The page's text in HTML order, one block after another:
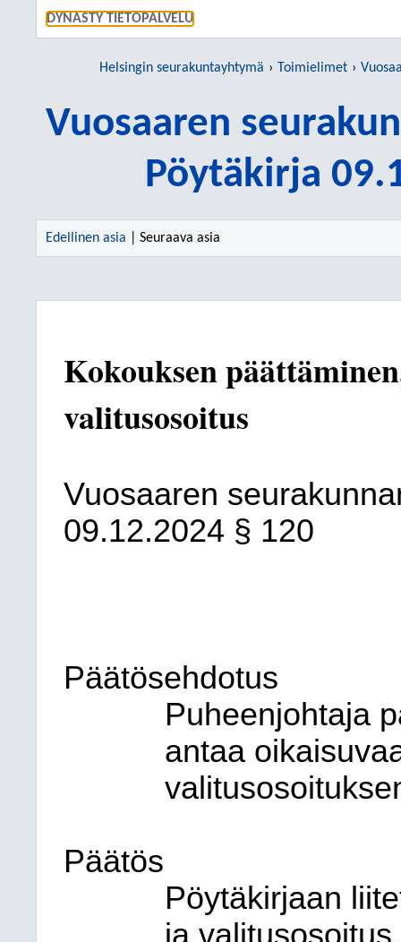
DYNASTY TIETOPALVELU
Helsingin seurakuntayhtymä Toimielimet
Vuosaaren
Pöytäkirja
Edellinen asia | Seuraava asia
Kokouksen
valitusosoitus
Vuosaaren
09.12.2024 § 120
Päätösehdotus
Puheenjohtaja
antaa
Päätös
Pöytäkirjaan
ja